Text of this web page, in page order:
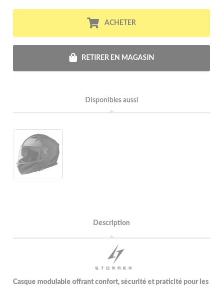
ACHETER
RETIRER EN MAGASIN
Disponibles aussi
Description
Casque modulable offrant confort, sécurité et praticité pour les